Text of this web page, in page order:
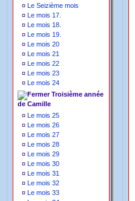
¤ Le Seizième mois
¤ Le mois 17.
¤ Le mois 18.
¤ Le mois 19.
¤ Le mois 20
¤ Le mois 21
¤ Le mois 22
¤ Le mois 23
¤ Le mois 24
Troisième année
de Camille
¤ Le mois 25
¤ Le mois 26
¤ Le mois 27
¤ Le mois 28
¤ Le mois 29
¤ Le mois 30
¤ Le mois 31
¤ Le mois 32
¤ Le mois 33